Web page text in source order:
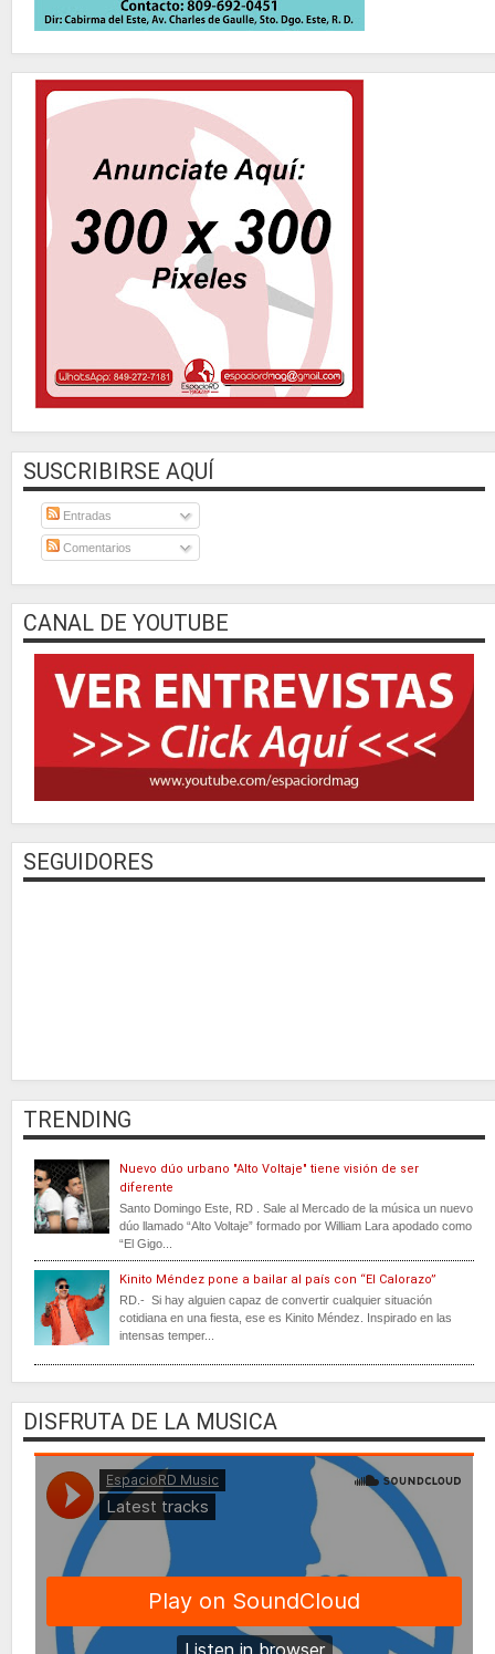
SUSCRIBIRSE AQUÍ
Entradas
Comentarios
CANAL DE YOUTUBE
SEGUIDORES
TRENDING
Nuevo dúo urbano "Alto Voltaje" tiene visión de ser
diferente
Santo Domingo Este, RD . Sale al Mercado de la música un nuevo
dúo llamado “Alto Voltaje” formado por William Lara apodado como
“El Gigo...
Kinito Méndez pone a bailar al país con “El Calorazo”
RD.- Si hay alguien capaz de convertir cualquier situación
cotidiana en una fiesta, ese es Kinito Méndez. Inspirado en las
intensas temper...
DISFRUTA DE LA MUSICA